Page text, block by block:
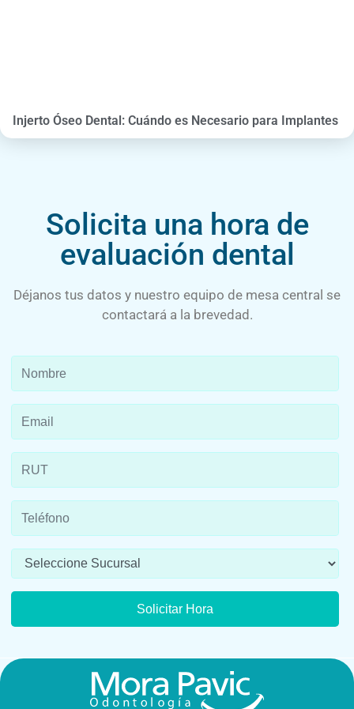
Injerto Óseo Dental: Cuándo es Necesario para Implantes
Solicita una hora de
evaluación dental
Déjanos tus datos y nuestro equipo de mesa central se
contactará a la brevedad.